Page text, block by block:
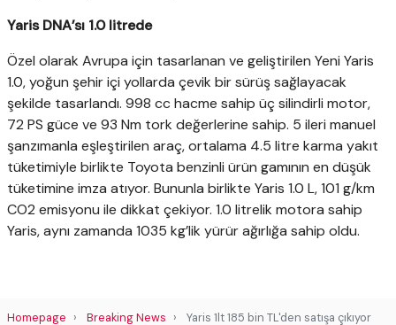
Yaris DNA’sı 1.0 litrede
Özel olarak Avrupa için tasarlanan ve geliştirilen Yeni Yaris
1.0, yoğun şehir içi yollarda çevik bir sürüş sağlayacak
şekilde tasarlandı. 998 cc hacme sahip üç silindirli motor,
72 PS güce ve 93 Nm tork değerlerine sahip. 5 ileri manuel
şanzımanla eşleştirilen araç, ortalama 4.5 litre karma yakıt
tüketimiyle birlikte Toyota benzinli ürün gamının en düşük
tüketimine imza atıyor. Bununla birlikte Yaris 1.0 L, 101 g/km
CO2 emisyonu ile dikkat çekiyor. 1.0 litrelik motora sahip
Yaris, aynı zamanda 1035 kg’lik yürür ağırlığa sahip oldu.
Homepage Breaking News Yaris 1lt 185 bin TL'den satışa çıkıyor